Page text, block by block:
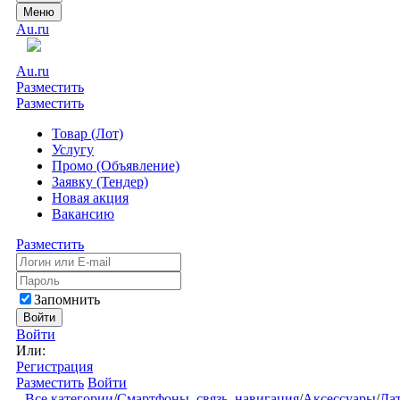
Меню
Au.ru
Au.ru
Разместить
Разместить
Товар (Лот)
Услугу
Промо (Объявление)
Заявку (Тендер)
Новая акция
Вакансию
Разместить
Запомнить
Войти
Войти
Или:
Регистрация
Разместить Войти